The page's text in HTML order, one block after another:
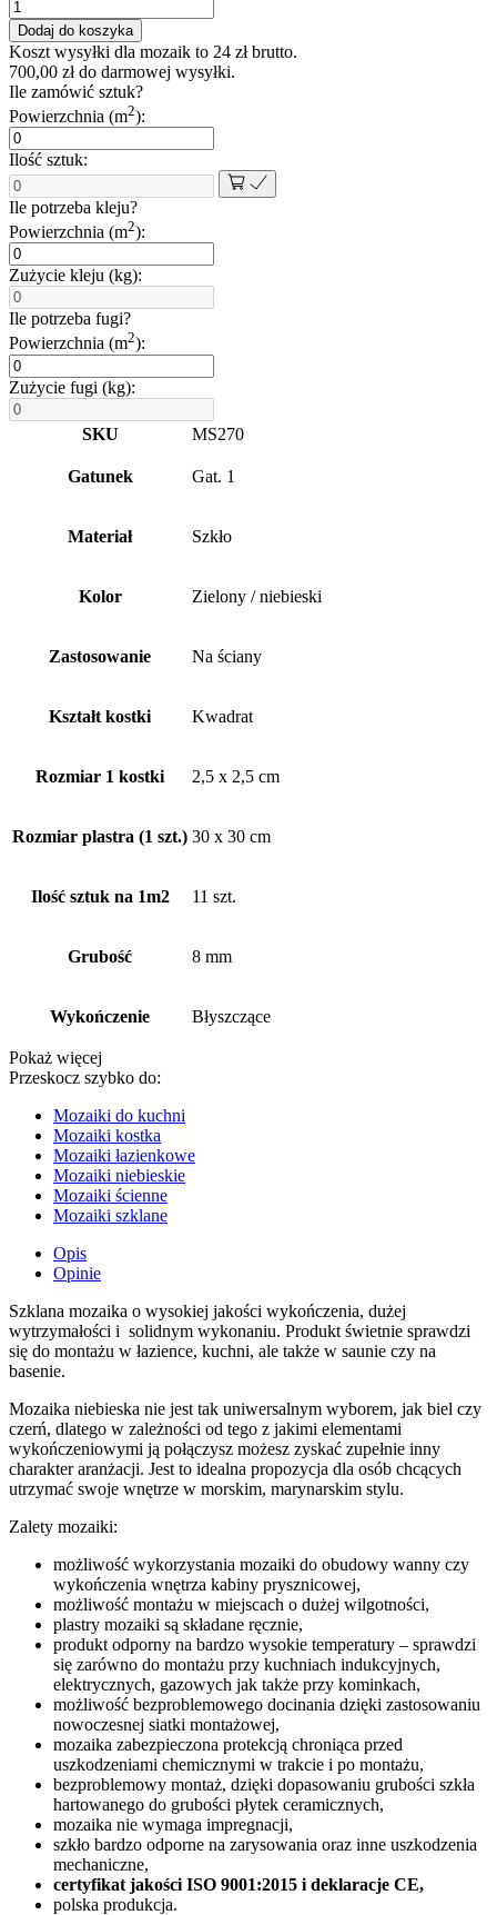
Mozaika
szklana
ocean
eyes
30x30
cm
8
mm
Dodaj do koszyka
Koszt wysyłki dla mozaik to 24 złbrutto.
700,00 złdo darmowej wysyłki.
Ile zamówić sztuk?
Powierzchnia (m2):
Ilość sztuk:
Ile potrzeba kleju?
Powierzchnia (m2):
Zużycie kleju (kg):
Ile potrzeba fugi?
Powierzchnia (m2):
Zużycie fugi (kg):
SKU MS270
Gatunek Gat. 1
Materiał Szkło
Kolor Zielony / niebieski
Zastosowanie Na ściany
Kształt kostki Kwadrat
Rozmiar 1 kostki 2,5 x 2,5 cm
Rozmiar plastra (1 szt.) 30 x 30 cm
Ilość sztuk na 1m2 11 szt.
Grubość 8 mm
Wykończenie Błyszczące
Pokaż więcej
Przeskocz szybko do:
Mozaiki do kuchni
Mozaiki kostka
Mozaiki łazienkowe
Mozaiki niebieskie
Mozaiki ścienne
Mozaiki szklane
Opis
Opinie
Szklana mozaika o wysokiej jakości wykończenia, dużej
wytrzymałości i solidnym wykonaniu. Produkt świetnie sprawdzi
się do montażu w łazience, kuchni, ale także w saunie czy na
basenie.
Mozaika niebieska nie jest tak uniwersalnym wyborem, jak biel czy
czerń, dlatego w zależności od tego z jakimi elementami
wykończeniowymi ją połączysz możesz zyskać zupełnie inny
charakter aranżacji. Jest to idealna propozycja dla osób chcących
utrzymać swoje wnętrze w morskim, marynarskim stylu.
Zalety mozaiki:
możliwość wykorzystania mozaiki do obudowy wanny czy
wykończenia wnętrza kabiny prysznicowej,
możliwość montażu w miejscach o dużej wilgotności,
plastry mozaiki są składane ręcznie,
produkt odporny na bardzo wysokie temperatury – sprawdzi
się zarówno do montażu przy kuchniach indukcyjnych,
elektrycznych, gazowych jak także przy kominkach,
możliwość bezproblemowego docinania dzięki zastosowaniu
nowoczesnej siatki montażowej,
mozaika zabezpieczona protekcją chroniąca przed
uszkodzeniami chemicznymi w trakcie i po montażu,
bezproblemowy montaż, dzięki dopasowaniu grubości szkła
hartowanego do grubości płytek ceramicznych,
mozaika nie wymaga impregnacji,
szkło bardzo odporne na zarysowania oraz inne uszkodzenia
mechaniczne,
certyfikat jakości ISO 9001:2015 i deklaracje CE,
polska produkcja.